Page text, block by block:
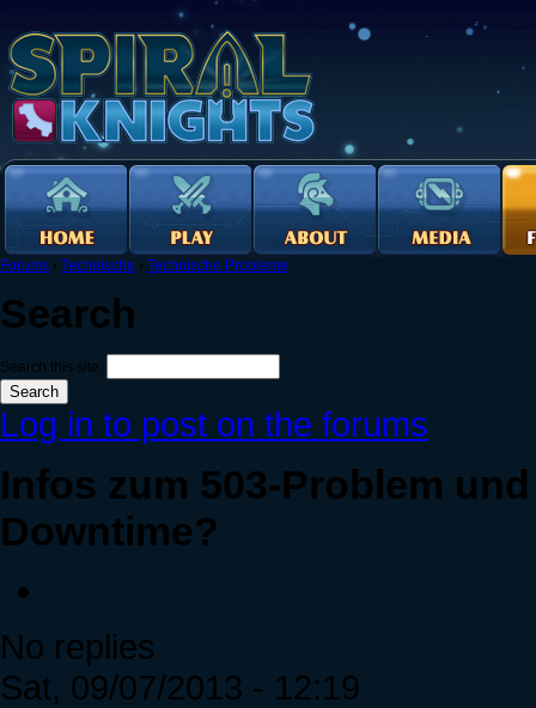
Forums › Technische › Technische Probleme
Search
Search this site:
Log in to post on the forums
Infos zum 503-Problem
Downtime?
No replies
Sat, 09/07/2013 - 12:19